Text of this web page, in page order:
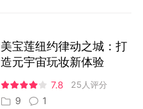
美宝莲纽约律动之城：打
造元宇宙玩妆新体验
7.8 25人评分
9 1